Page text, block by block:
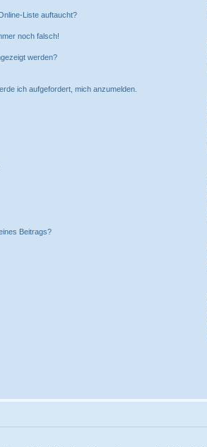
Liste auftaucht?
noch falsch!
werden?
ich aufgefordert, mich anzumelden.
Beitrags?